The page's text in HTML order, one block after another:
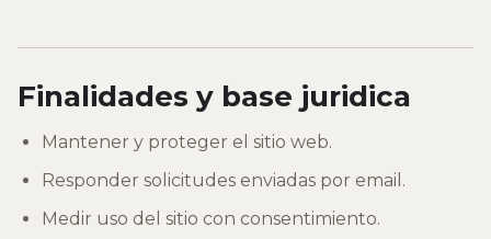
Finalidades y base juridica
Mantener y proteger el sitio web.
Responder solicitudes enviadas por email.
Medir uso del sitio con consentimiento.